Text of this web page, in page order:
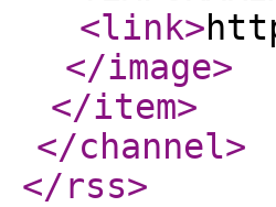
<link>
</image>
</item>
</channel>
</rss>